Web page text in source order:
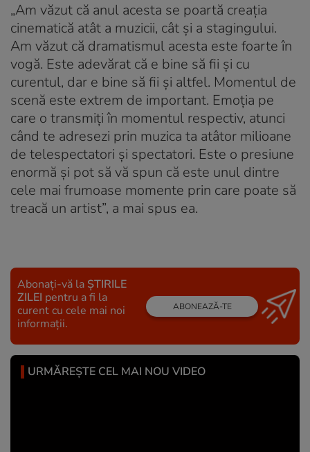
„Am văzut că anul acesta se poartă creația
cinematică atât a muzicii, cât și a stagingului.
Am văzut că dramatismul acesta este foarte în
vogă. Este adevărat că e bine să fii și cu
curentul, dar e bine să fii și altfel. Momentul de
scenă este extrem de important. Emoția pe
care o transmiți în momentul respectiv, atunci
când te adresezi prin muzica ta atâtor milioane
de telespectatori și spectatori. Este o presiune
enormă și pot să vă spun că este unul dintre
cele mai frumoase momente prin care poate să
treacă un artist”, a mai spus ea.
Abonați-vă la ȘTIRILE
ZILEI pentru a fi la
curent cu cele mai noi
informații.
ABONEAZĂ-TE
URMĂREȘTE CEL MAI NOU VIDEO